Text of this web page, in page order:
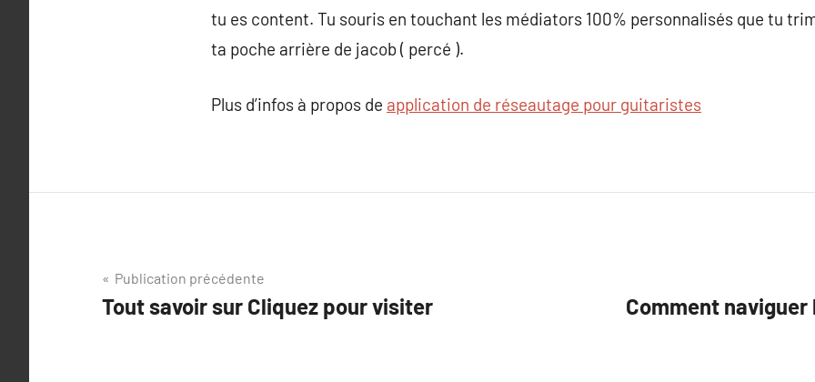
tu es content. Tu souris en touchant les médiators 100% personnalisés que tu
ta poche arrière de jacob ( percé ).
Plus d’infos à propos de application de réseautage pour guitaristes
Navigation
de
Publication précédente
Tout savoir sur Cliquez pour visiter
Comment